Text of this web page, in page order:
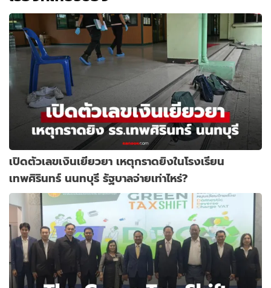
เปิดตัวเลขเงินเยียวยา เหตุกราดยิงในโรงเรียน
เทพศิรินทร์ นนทบุรี รัฐบาลจ่ายเท่าไหร่?